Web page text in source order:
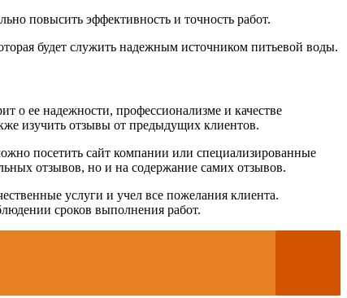
повысить эффективность и точность работ.
будет служить надежным источником питьевой воды.
о ее надежности, профессионализме и качестве
изучить отзывы от предыдущих клиентов.
посетить сайт компании или специализированные
отзывов, но и на содержание самих отзывов.
услуги и учел все пожелания клиента.
сроков выполнения работ.